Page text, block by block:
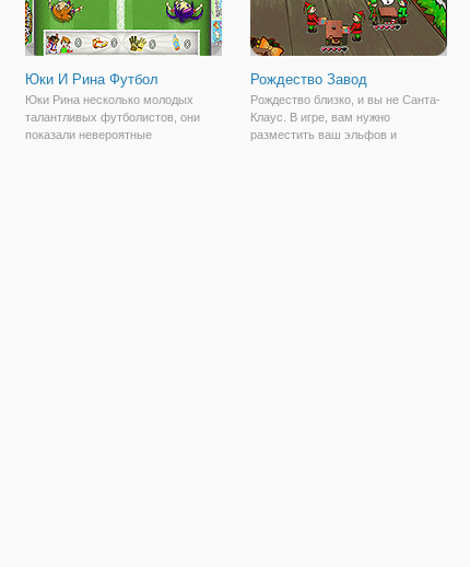
Юки И Рина Футбол
Юки Рина несколько молодых
талантливых футболистов, они
показали невероятные
Рождество Завод
Рождество близко, и вы не Санта-
Клаус. В игре, вам нужно
разместить ваш эльфов и